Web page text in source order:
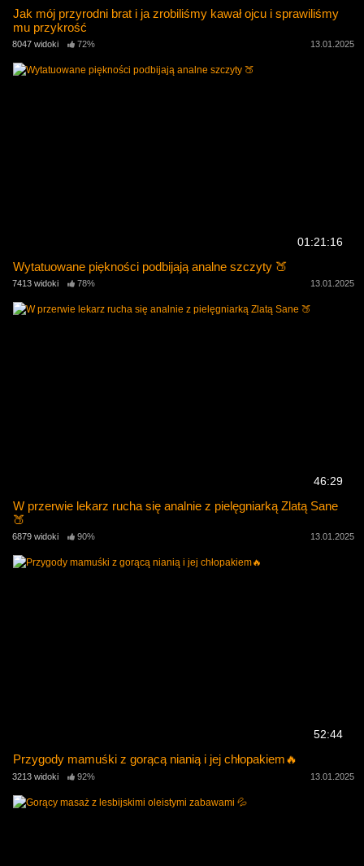
Jak mój przyrodni brat i ja zrobiliśmy kawał ojcu i sprawiliśmy
mu przykrość
8047 widoki 72% 13.01.2025
01:21:16
Wytatuowane piękności podbijają analne szczyty 🍑
7413 widoki 78% 13.01.2025
46:29
W przerwie lekarz rucha się analnie z pielęgniarką Zlatą Sane
🍑
6879 widoki 90% 13.01.2025
52:44
Przygody mamuśki z gorącą nianią i jej chłopakiem🔥
3213 widoki 92% 13.01.2025